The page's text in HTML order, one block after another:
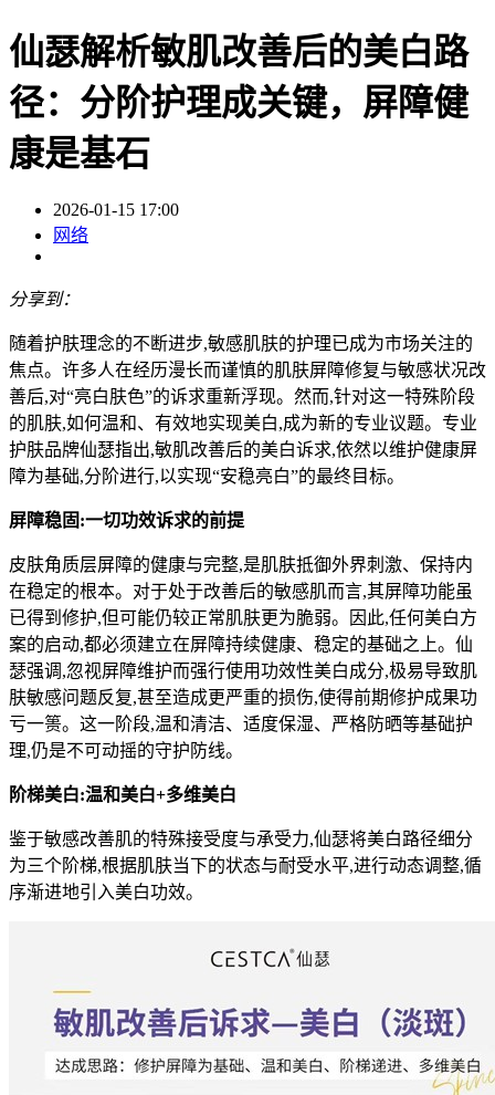
仙瑟解析敏肌改善后的美白路
径：分阶护理成关键，屏障健
康是基石
2026-01-15 17:00
网络
分享到：
随着护肤理念的不断进步,敏感肌肤的护理已成为市场关注的
焦点。许多人在经历漫长而谨慎的肌肤屏障修复与敏感状况改
善后,对“亮白肤色”的诉求重新浮现。然而,针对这一特殊阶段
的肌肤,如何温和、有效地实现美白,成为新的专业议题。专业
护肤品牌仙瑟指出,敏肌改善后的美白诉求,依然以维护健康屏
障为基础,分阶进行,以实现“安稳亮白”的最终目标。
屏障稳固:一切功效诉求的前提
皮肤角质层屏障的健康与完整,是肌肤抵御外界刺激、保持内
在稳定的根本。对于处于改善后的敏感肌而言,其屏障功能虽
已得到修护,但可能仍较正常肌肤更为脆弱。因此,任何美白方
案的启动,都必须建立在屏障持续健康、稳定的基础之上。仙
瑟强调,忽视屏障维护而强行使用功效性美白成分,极易导致肌
肤敏感问题反复,甚至造成更严重的损伤,使得前期修护成果功
亏一篑。这一阶段,温和清洁、适度保湿、严格防晒等基础护
理,仍是不可动摇的守护防线。
阶梯美白:温和美白+多维美白
鉴于敏感改善肌的特殊接受度与承受力,仙瑟将美白路径细分
为三个阶梯,根据肌肤当下的状态与耐受水平,进行动态调整,循
序渐进地引入美白功效。